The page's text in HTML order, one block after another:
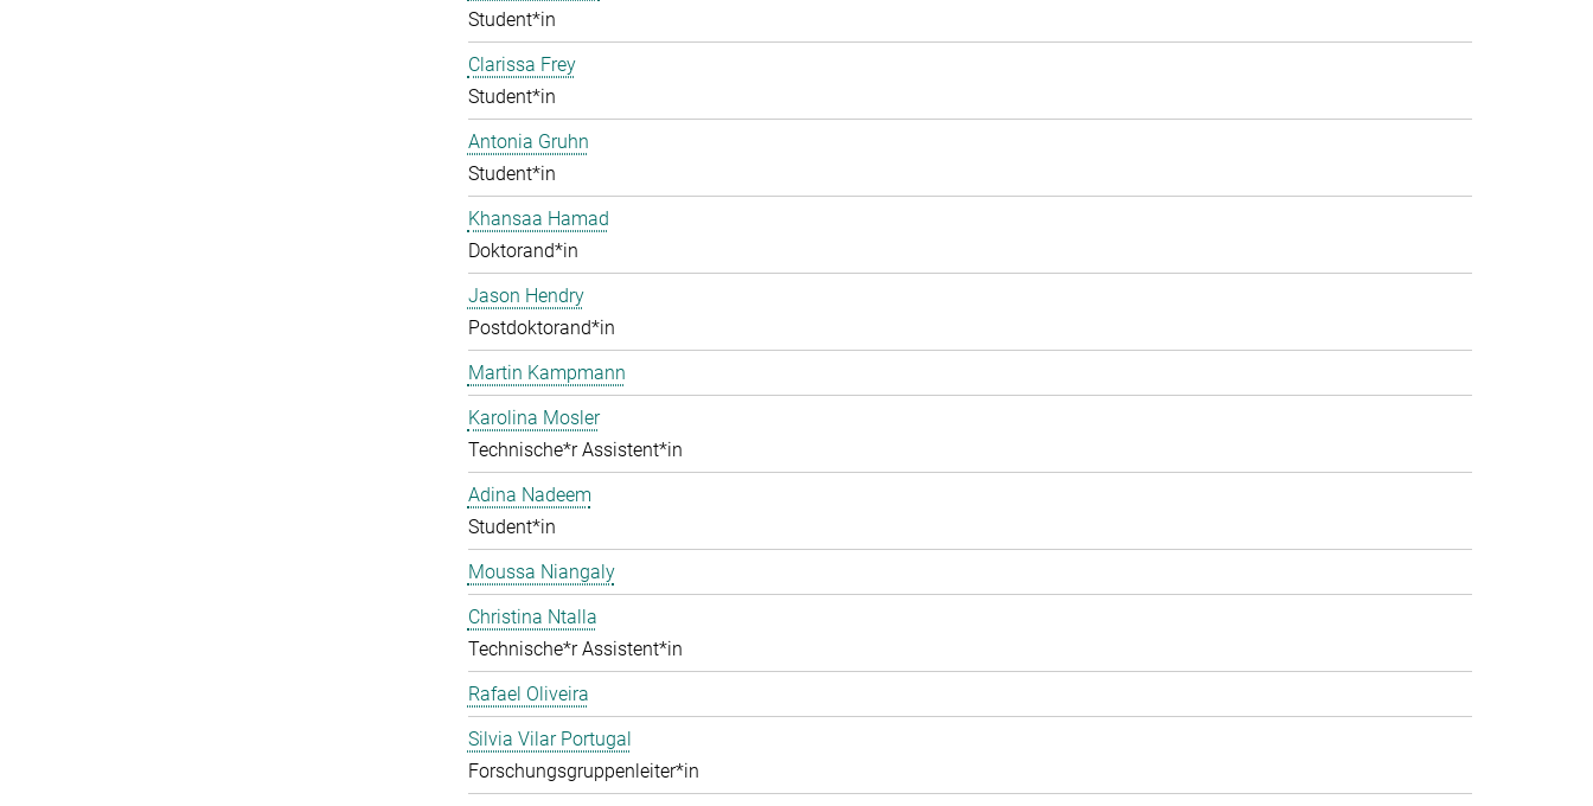
Student*in
Clarissa Frey
Student*in
Antonia Gruhn
Student*in
Khansaa Hamad
Doktorand*in
Jason Hendry
Postdoktorand*in
Martin Kampmann
Karolina Mosler
Technische*r Assistent*in
Adina Nadeem
Student*in
Moussa Niangaly
Christina Ntalla
Technische*r Assistent*in
Rafael Oliveira
Silvia Vilar Portugal
Forschungsgruppenleiter*in